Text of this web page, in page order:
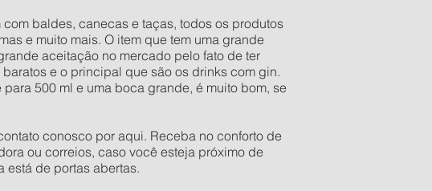
baldes, canecas e taças, todos os produtos
e muito mais. O item que tem uma grande
aceitação no mercado pelo fato de ter
e o principal que são os drinks com gin.
500 ml e uma boca grande, é muito bom, se
conosco por aqui. Receba no conforto de
ou correios, caso você esteja próximo de
está de portas abertas.